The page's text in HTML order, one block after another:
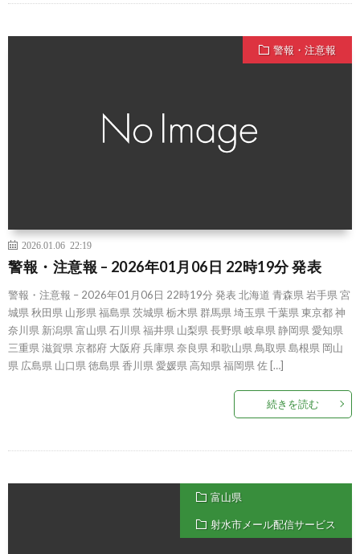
警報・注意報
2026.01.06 22:19
警報・注意報 – 2026年01月06日 22時19分 発表
警報・注意報 – 2026年01月06日 22時19分 発表 北海道 青森県 岩手県 宮
城県 秋田県 山形県 福島県 茨城県 栃木県 群馬県 埼玉県 千葉県 東京都 神
奈川県 新潟県 富山県 石川県 福井県 山梨県 長野県 岐阜県 静岡県 愛知県
三重県 滋賀県 京都府 大阪府 兵庫県 奈良県 和歌山県 鳥取県 島根県 岡山
県 広島県 山口県 徳島県 香川県 愛媛県 高知県 福岡県 佐 […]
続きを読む
富山県
射水市メール配信サービス